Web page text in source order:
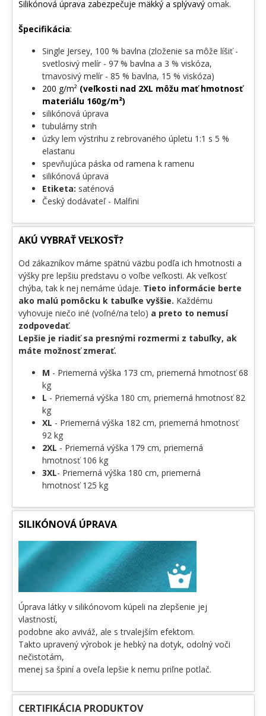
Silikónová úprava zabezpečuje mäkký a splývavý omak.
Špecifikácia:
Single Jersey, 100 % bavlna (zloženie sa môže líšiť -
svetlosivý melír - 97 % bavlna a 3 % viskóza,
tmavosivý melír - 85 % bavlna, 15 % viskóza)
200 g/m² (veľkosti nad 2XL môžu mať hmotnosť
materiálu 160g/m²)
silikónová úprava
tubulárny strih
úzky lem výstrihu z rebrovaného úpletu 1:1 s 5 %
elastanu
spevňujúca páska od ramena k ramenu
silikónová úprava
Etiketa: saténová
Český dodávateľ - Malfini
AKÚ VYBRAŤ VEĽKOSŤ?
Od zákazníkov máme spätnú väzbu podľa ich hmotnosti a
výšky pre lepšiu predstavu o voľbe veľkosti. Ak veľkosť
chýba, tak k nej nemáme údaje. Tieto informácie berte
ako malú pomôcku k tabuľke vyššie. Každému
vyhovuje niečo iné (voľné/na telo) a preto to nemusí
zodpovedať.
Lepšie je riadiť sa presnými rozmermi z tabuľky, ak
máte možnosť zmerať.
M - Priemerná výška 173 cm, priemerná hmotnosť 68
kg
L - Priemerná výška 180 cm, priemerná hmotnosť 82
kg
XL - Priemerná výška 182 cm, priemerná hmotnosť
92 kg
2XL - Priemerná výška 179 cm, priemerná
hmotnosť 106 kg
3XL- Priemerná výška 180 cm, priemerná
hmotnosť 125 kg
SILIKÓNOVÁ ÚPRAVA
Úprava látky v silikónovom kúpeli na zlepšenie jej
vlastností,
podobne ako aviváž, ale s trvalejším efektom.
Takto upravený výrobok je hebký na dotyk, odolný voči
nečistotám,
menej sa špiní a oveľa lepšie k nemu priľne potlač.
CERTIFIKÁCIA PRODUKTOV